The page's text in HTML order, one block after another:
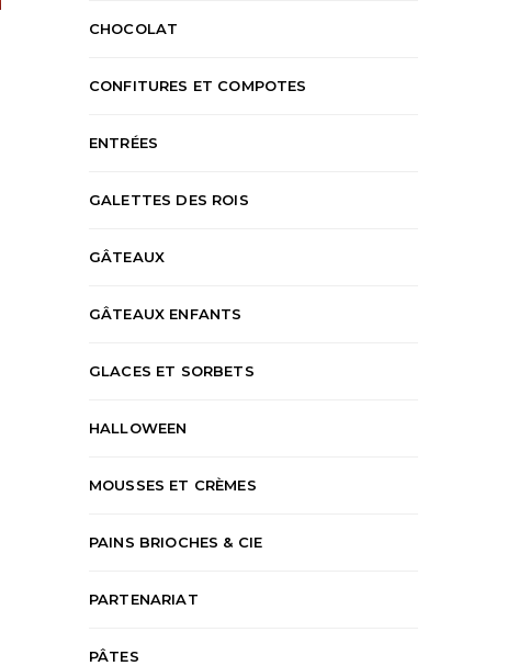
CHOCOLAT
CONFITURES ET COMPOTES
ENTRÉES
GALETTES DES ROIS
GÂTEAUX
GÂTEAUX ENFANTS
GLACES ET SORBETS
HALLOWEEN
MOUSSES ET CRÈMES
PAINS BRIOCHES & CIE
PARTENARIAT
PÂTES